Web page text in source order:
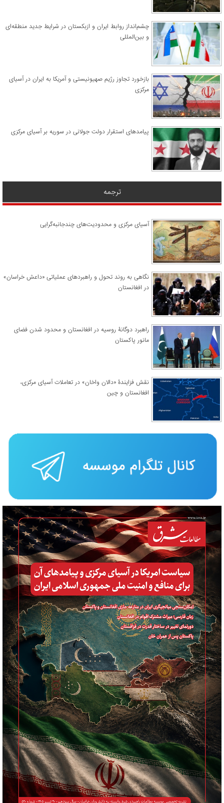
چشم‌انداز روابط ایران و ازبکستان در شرایط جدید منطقه‌ای
و بین‌المللی
​بازخورد تجاوز رژیم صهیونیستی و آمریکا به ایران در آسیای
مرکزی
پیامدهای استقرار دولت جولانی در سوریه بر آسیای مرکزی
ترجمه
آسیای مرکزی و محدودیت‌های چندجانبه‌گرایی
نگاهی به روند تحول و راهبردهای عملیاتی «داعش خراسان»
در افغانستان
راهبرد دوگانۀ روسیه در افغانستان و محدود شدن فضای
مانور پاکستان
نقش فزایندۀ «دالان واخان» در تعاملات آسیای مرکزی،
افغانستان و چین